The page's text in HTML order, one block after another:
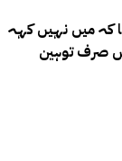
میں نہیں کہہ
صرف توہین